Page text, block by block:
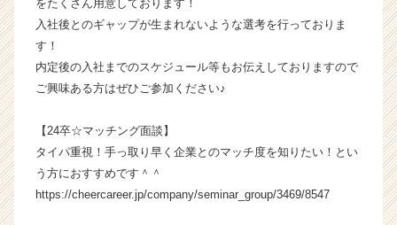
サ
イ
チ
ア
リ
ア
（C
h
をたくさん用意しております！
入社後とのギャップが生まれないような選考を行っておりま
す！
内定後の入社までのスケジュール等もお伝えしておりますので
ご興味ある方はぜひご参加ください♪
【24卒☆マッチング面談】
タイパ重視！手っ取り早く企業とのマッチ度を知りたい！とい
う方におすすめです＾＾
https://cheercareer.jp/company/seminar_group/3469/8547